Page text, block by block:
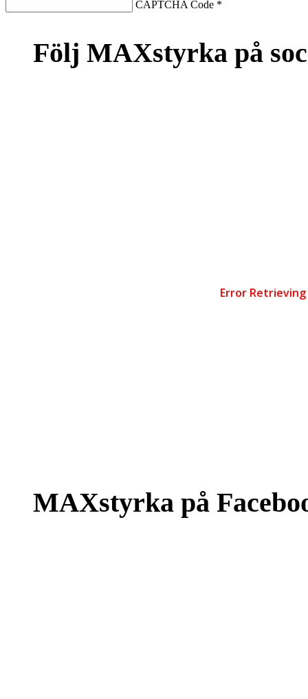
CAPTCHA Code *
Följ MAXstyrka på
MAXstyrka på